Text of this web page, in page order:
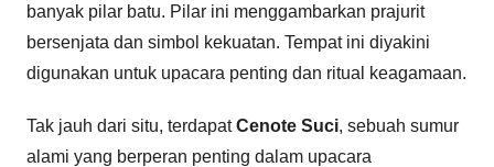
banyak pilar batu. Pilar ini menggambarkan prajurit
bersenjata dan simbol kekuatan. Tempat ini diyakini
digunakan untuk upacara penting dan ritual keagamaan.
Tak jauh dari situ, terdapatCenote Suci, sebuah sumur
alami yang berperan penting dalam upacara